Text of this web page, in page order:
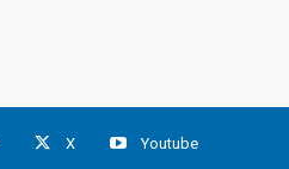
X Youtube